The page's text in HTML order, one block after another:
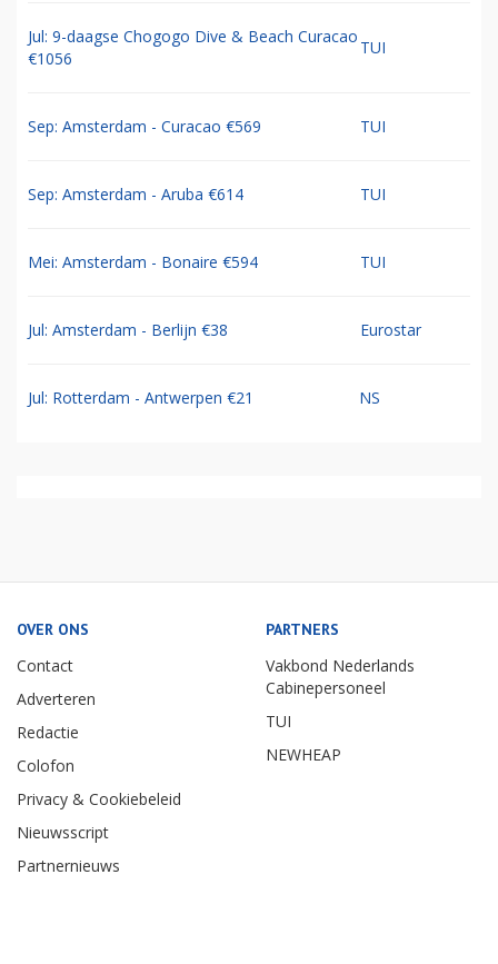
Jul: 9-daagse Chogogo Dive & Beach Curacao
€1056
TUI
Sep: Amsterdam - Curacao €569 TUI
Sep: Amsterdam - Aruba €614 TUI
Mei: Amsterdam - Bonaire €594 TUI
Jul: Amsterdam - Berlijn €38 Eurostar
Jul: Rotterdam - Antwerpen €21 NS
OVER ONS
Contact
Adverteren
Redactie
Colofon
Privacy & Cookiebeleid
Nieuwsscript
Partnernieuws
PARTNERS
Vakbond Nederlands
Cabinepersoneel
TUI
NEWHEAP